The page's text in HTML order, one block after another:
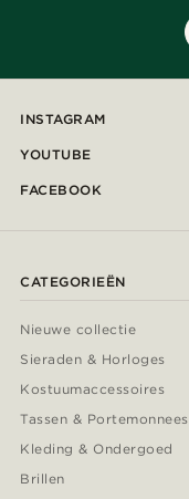
INSTAGRAM
YOUTUBE
FACEBOOK
CATEGORIEËN
Nieuwe collectie
Sieraden & Horloges
Kostuumaccessoires
Tassen & Portemonnees
Kleding & Ondergoed
Brillen